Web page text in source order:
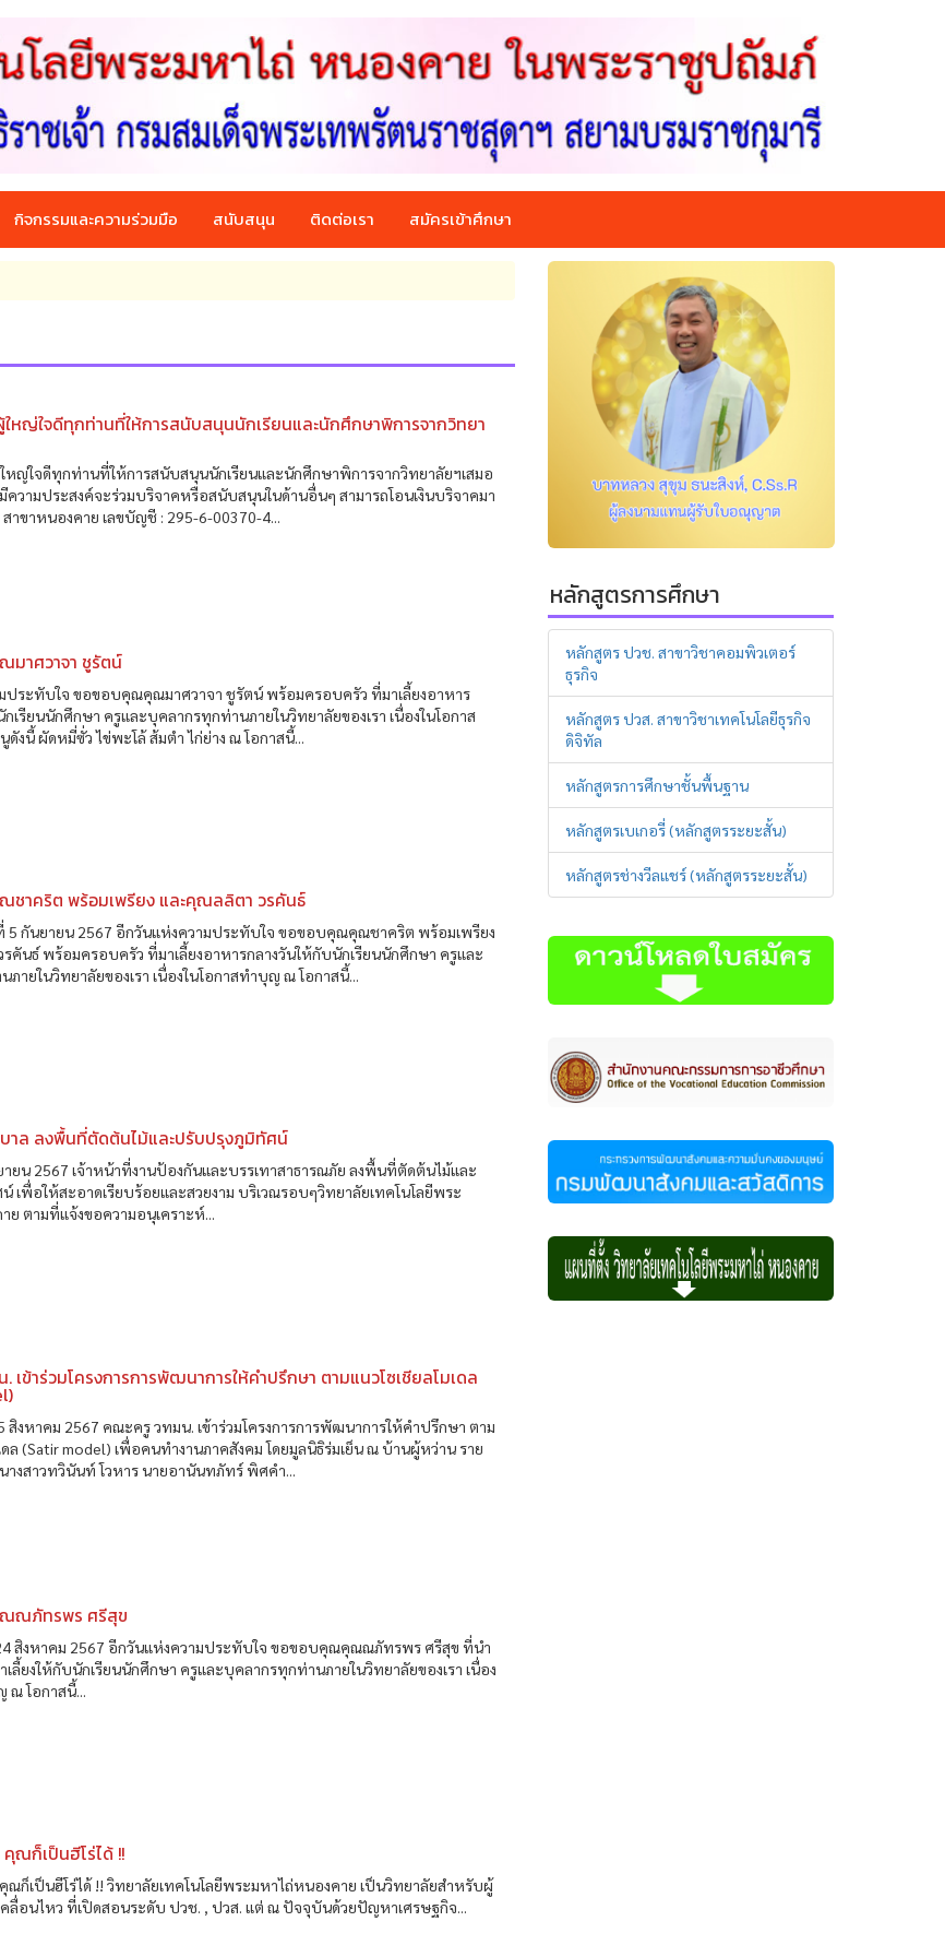
กิจกรรมและความร่วมมือ สนับสนุน ติดต่อเรา สมัครเข้าศึกษา
หญ่ใจดีทุกท่านที่ให้การสนับสนุนนักเรียนและนักศึกษาพิการจากวิทยา
ญ่ใจดีทุกท่านที่ให้การสนับสนุนนักเรียนและนักศึกษาพิการจากวิทยาลัยฯเสมอ
ามประสงค์จะร่วมบริจาคหรือสนับสนุนในด้านอื่นๆ สามารถโอนเงินบริจาคมา
สาขาหนองคาย เลขบัญชี : 295-6-00370-4...
าศวาจา ชูรัตน์
ประทับใจ ขอขอบคุณคุณมาศวาจา ชูรัตน์ พร้อมครอบครัว ที่มาเลี้ยงอาหาร
เรียนนักศึกษา ครูและบุคลากรทุกท่านภายในวิทยาลัยของเรา เนื่องในโอกาส
ดังนี้ ผัดหมี่ซั่ว ไข่พะโล้ ส้มตำ ไก่ย่าง ณ โอกาสนี้...
าคริต พร้อมเพรียง และคุณลลิตา วรคันธ์
5 กันยายน 2567 อีกวันแห่งความประทับใจ ขอขอบคุณคุณชาคริต พร้อมเพรียง
คันธ์ พร้อมครอบครัว ที่มาเลี้ยงอาหารกลางวันให้กับนักเรียนนักศึกษา ครูและ
ายในวิทยาลัยของเรา เนื่องในโอกาสทำบุญ ณ โอกาสนี้...
บาล ลงพื้นที่ตัดต้นไม้และปรับปรุงภูมิทัศน์
ายน 2567 เจ้าหน้าที่งานป้องกันและบรรเทาสาธารณภัย ลงพื้นที่ตัดต้นไม้และ
เพื่อให้สะอาดเรียบร้อยและสวยงาม บริเวณรอบๆวิทยาลัยเทคโนโลยีพระ
ย ตามที่แจ้งขอความอนุเคราะห์...
เข้าร่วมโครงการการพัฒนาการให้คำปรึกษา ตามแนวโซเชียลโมเดล
สิงหาคม 2567 คณะครู วทมน. เข้าร่วมโครงการการพัฒนาการให้คำปรึกษา ตาม
ดล (Satir model) เพื่อคนทำงานภาคสังคม โดยมูลนิธิร่มเย็น ณ บ้านผู้หว่าน ราย
งสาวทวินันท์ โวหาร นายอานันทภัทร์ พิศคำ...
ณภัทรพร ศรีสุข
สิงหาคม 2567 อีกวันแห่งความประทับใจ ขอขอบคุณคุณณภัทรพร ศรีสุข ที่นำ
ลี้ยงให้กับนักเรียนนักศึกษา ครูและบุคลากรทุกท่านภายในวิทยาลัยของเรา เนื่อง
ณ โอกาสนี้...
คุณก็เป็นฮีโร่ได้ !!
ณก็เป็นฮีโร่ได้ !! วิทยาลัยเทคโนโลยีพระมหาไถ่หนองคาย เป็นวิทยาลัยสำหรับผู้
คลื่อนไหว ที่เปิดสอนระดับ ปวช. , ปวส. แต่ ณ ปัจจุบันด้วยปัญหาเศรษฐกิจ...
หลักสูตรการศึกษา
หลักสูตร ปวช. สาขาวิชาคอมพิวเตอร์
ธุรกิจ
หลักสูตร ปวส. สาขาวิชาเทคโนโลยีธุรกิจ
ดิจิทัล
หลักสูตรการศึกษาชั้นพื้นฐาน
หลักสูตรเบเกอรี่ (หลักสูตรระยะสั้น)
หลักสูตรช่างวีลแชร์ (หลักสูตรระยะสั้น)